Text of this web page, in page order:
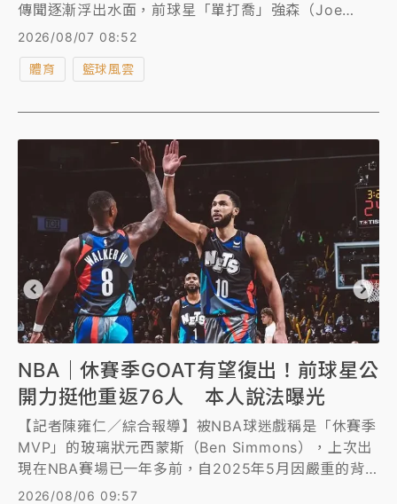
傳聞逐漸浮出水面，前球星「單打喬」強森（Joe
Johnson）近日在節目中談及勇士現狀，開門見山為柯
瑞叫屈，向勇士喊話應該考慮將柯瑞交易出去，讓他去
其他能爭冠的球隊發揮。
2026/08/07 08:52
體育 籃球風雲
NBA｜休賽季GOAT有望復出！前球星公
開力挺他重返76人 本人說法曝光
【記者陳雍仁／綜合報導】被NBA球迷戲稱是「休賽季
MVP」的玻璃狀元西蒙斯（Ben Simmons），上次出
現在NBA賽場已一年多前，自2025年5月因嚴重的背
傷缺陣後，西蒙斯便選擇暫時離開球場、專心養傷，但
2026/08/06 09:57